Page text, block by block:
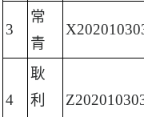
3
常
青
4
耿
利